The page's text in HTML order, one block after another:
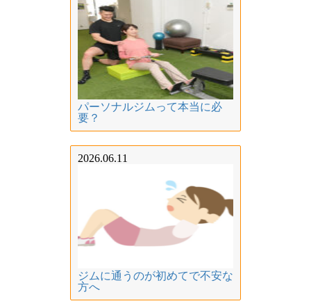
パーソナルジムって本当に必
要？
2026.06.11
ジムに通うのが初めてで不安な
方へ